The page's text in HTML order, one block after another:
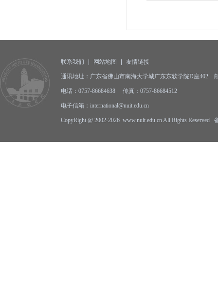
联系我们 网站地图 友情链接
通讯地址：广东省佛山市南海大学城广东东软学院D座402
电话：0757-86684638 传真：0757-86684512
电子信箱：international@nuit.edu.cn
CopyRight @ 2002-2026 www.nuit.edu.cn All Rights Reserved